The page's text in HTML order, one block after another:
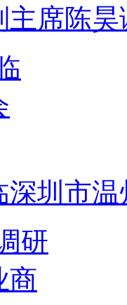
席陈
圳市